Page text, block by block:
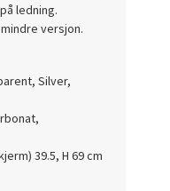
ledning.
versjon.
Silver,
39.5, H 69 cm